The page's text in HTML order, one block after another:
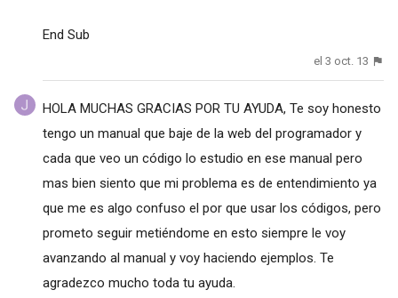
End Sub
el 3 oct. 13
HOLA MUCHAS GRACIAS POR TU AYUDA, Te soy honesto
tengo un manual que baje de la web del programador y
cada que veo un código lo estudio en ese manual pero
mas bien siento que mi problema es de entendimiento ya
que me es algo confuso el por que usar los códigos, pero
prometo seguir metiéndome en esto siempre le voy
avanzando al manual y voy haciendo ejemplos. Te
agradezco mucho toda tu ayuda.